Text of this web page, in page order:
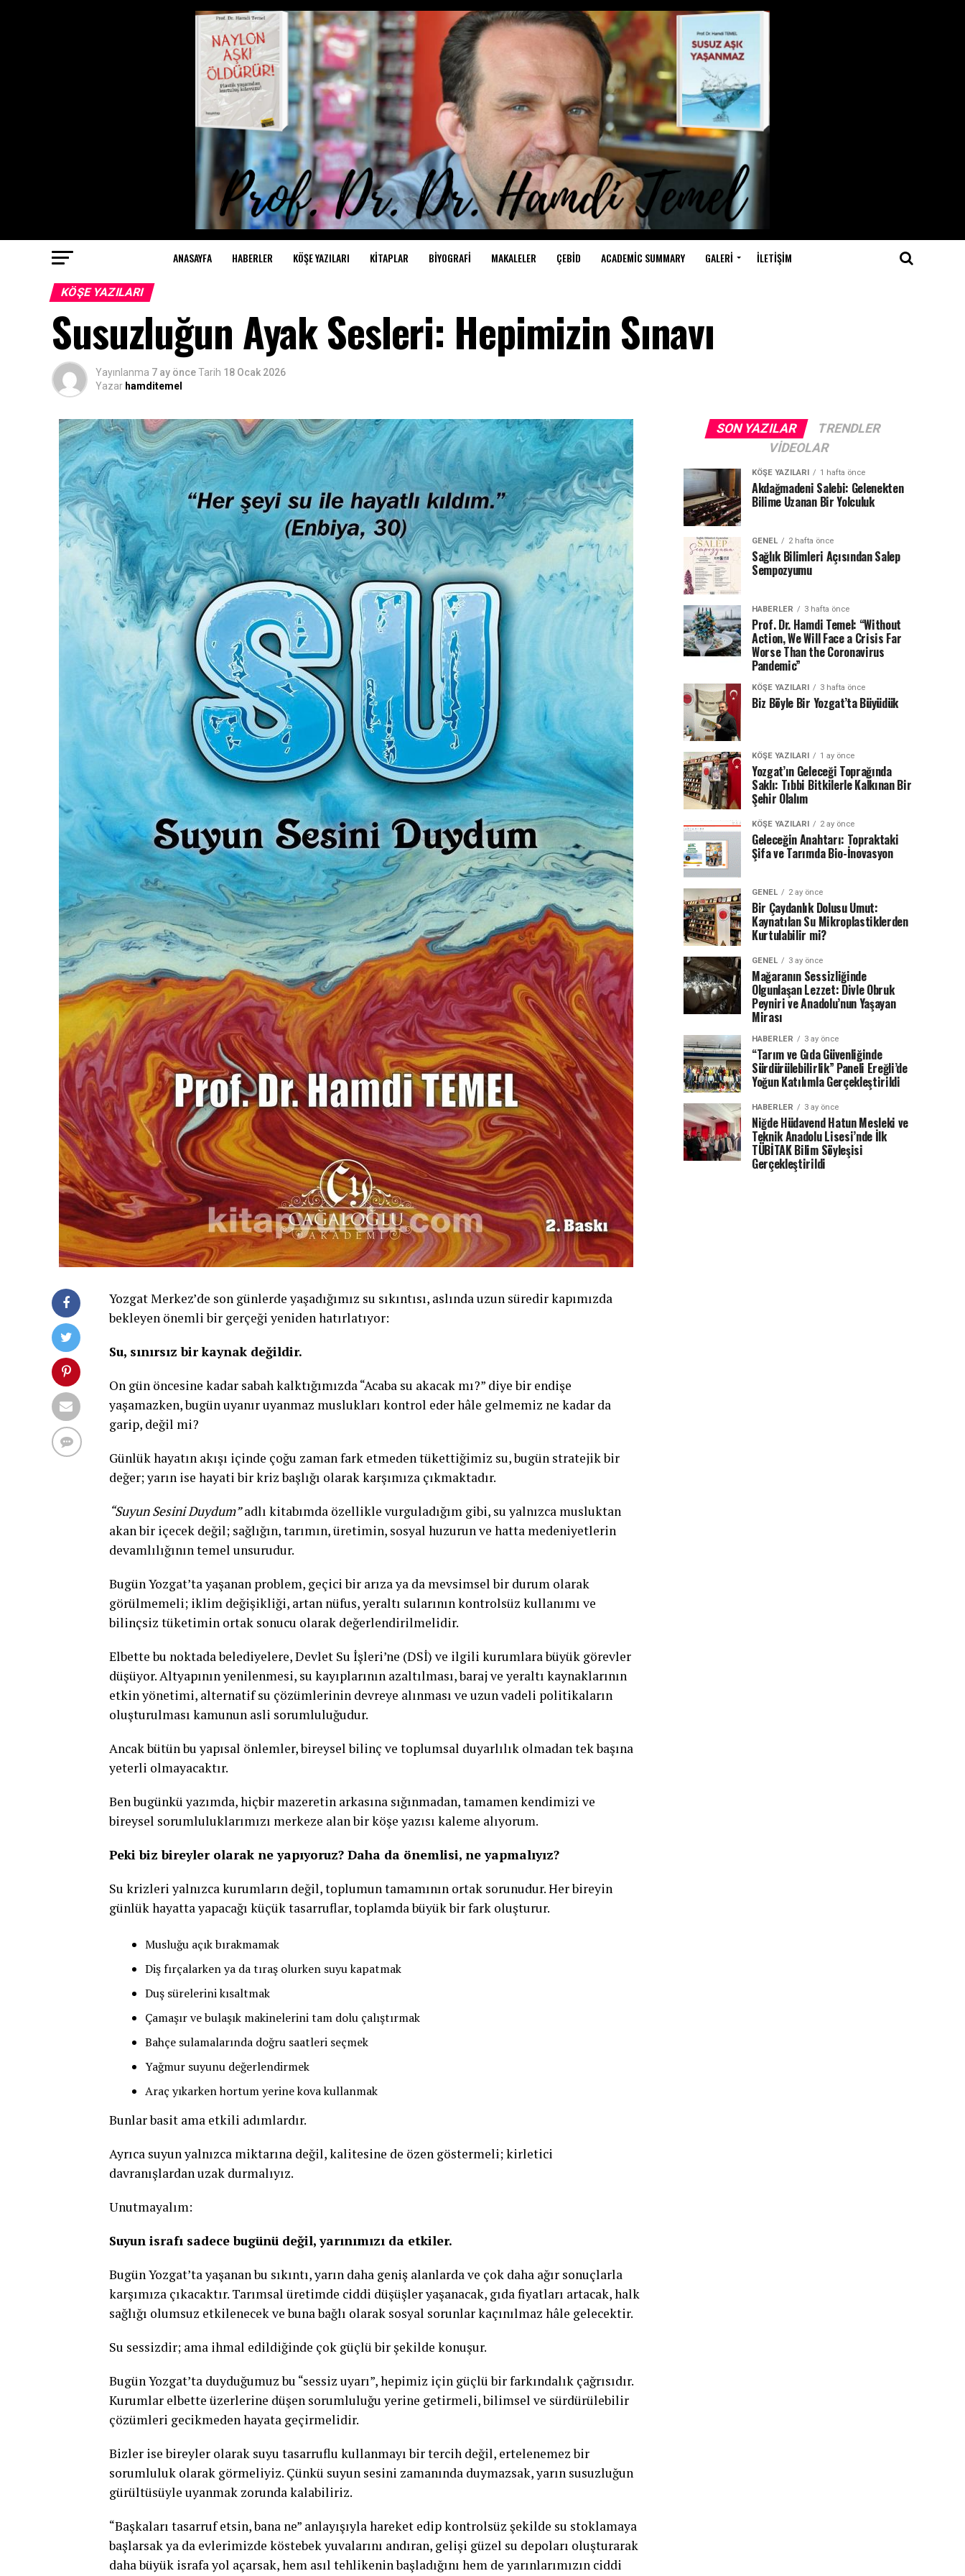
ANASAYFA HABERLER KÖŞE YAZILARI KITAPLAR BIYOGRAFI MAKALELER ÇEBİD ACADEMIC SUMMARY GALERI İLETIŞIM
KÖŞE YAZILARI
Susuzluğun Ayak Sesleri: Hepimizin Sınavı
Yayınlanma 7 ay önceTarih 18 Ocak 2026
Yazar hamditemel
Yozgat Merkez’de son günlerde yaşadığımız su sıkıntısı, aslında uzun süredir kapımızda
bekleyen önemli bir gerçeği yeniden hatırlatıyor:
Su, sınırsız bir kaynak değildir.
On gün öncesine kadar sabah kalktığımızda “Acaba su akacak mı?” diye bir endişe
yaşamazken, bugün uyanır uyanmaz muslukları kontrol eder hâle gelmemiz ne kadar da
garip, değil mi?
Günlük hayatın akışı içinde çoğu zaman fark etmeden tükettiğimiz su, bugün stratejik bir
değer; yarın ise hayati bir kriz başlığı olarak karşımıza çıkmaktadır.
“Suyun Sesini Duydum”adlı kitabımda özellikle vurguladığım gibi, su yalnızca musluktan
akan bir içecek değil; sağlığın, tarımın, üretimin, sosyal huzurun ve hatta medeniyetlerin
devamlılığının temel unsurudur.
Bugün Yozgat’ta yaşanan problem, geçici bir arıza ya da mevsimsel bir durum olarak
görülmemeli; iklim değişikliği, artan nüfus, yeraltı sularının kontrolsüz kullanımı ve
bilinçsiz tüketimin ortak sonucu olarak değerlendirilmelidir.
Elbette bu noktada belediyelere, Devlet Su İşleri’ne (DSİ) ve ilgili kurumlara büyük görevler
düşüyor. Altyapının yenilenmesi, su kayıplarının azaltılması, baraj ve yeraltı kaynaklarının
etkin yönetimi, alternatif su çözümlerinin devreye alınması ve uzun vadeli politikaların
oluşturulması kamunun asli sorumluluğudur.
Ancak bütün bu yapısal önlemler, bireysel bilinç ve toplumsal duyarlılık olmadan tek başına
yeterli olmayacaktır.
Ben bugünkü yazımda, hiçbir mazeretin arkasına sığınmadan, tamamen kendimizi ve
bireysel sorumluluklarımızı merkeze alan bir köşe yazısı kaleme alıyorum.
Peki biz bireyler olarak ne yapıyoruz? Daha da önemlisi, ne yapmalıyız?
Su krizleri yalnızca kurumların değil, toplumun tamamının ortak sorunudur. Her bireyin
günlük hayatta yapacağı küçük tasarruflar, toplamda büyük bir fark oluşturur.
Musluğu açık bırakmamak
Diş fırçalarken ya da tıraş olurken suyu kapatmak
Duş sürelerini kısaltmak
Çamaşır ve bulaşık makinelerini tam dolu çalıştırmak
Bahçe sulamalarında doğru saatleri seçmek
Yağmur suyunu değerlendirmek
Araç yıkarken hortum yerine kova kullanmak
Bunlar basit ama etkili adımlardır.
Ayrıca suyun yalnızca miktarına değil, kalitesine de özen göstermeli; kirletici
davranışlardan uzak durmalıyız.
Unutmayalım:
Suyun israfı sadece bugünü değil, yarınımızı da etkiler.
Bugün Yozgat’ta yaşanan bu sıkıntı, yarın daha geniş alanlarda ve çok daha ağır sonuçlarla
karşımıza çıkacaktır. Tarımsal üretimde ciddi düşüşler yaşanacak, gıda fiyatları artacak, halk
sağlığı olumsuz etkilenecek ve buna bağlı olarak sosyal sorunlar kaçınılmaz hâle gelecektir.
Su sessizdir; ama ihmal edildiğinde çok güçlü bir şekilde konuşur.
Bugün Yozgat’ta duyduğumuz bu “sessiz uyarı”, hepimiz için güçlü bir farkındalık çağrısıdır.
Kurumlar elbette üzerlerine düşen sorumluluğu yerine getirmeli, bilimsel ve sürdürülebilir
çözümleri gecikmeden hayata geçirmelidir.
Bizler ise bireyler olarak suyu tasarruflu kullanmayı bir tercih değil, ertelenemez bir
sorumluluk olarak görmeliyiz. Çünkü suyun sesini zamanında duymazsak, yarın susuzluğun
gürültüsüyle uyanmak zorunda kalabiliriz.
“Başkaları tasarruf etsin, bana ne” anlayışıyla hareket edip kontrolsüz şekilde su stoklamaya
başlarsak ya da evlerimizde köstebek yuvalarını andıran, gelişi güzel su depoları oluşturarak
daha büyük israfa yol açarsak, hem asıl tehlikenin başladığını hem de yarınlarımızın ciddi
SON YAZILAR
TRENDLER
VIDEOLAR
KÖŞE YAZILARI 1 hafta önce
Akdağmadeni Salebi: Gelenekten
Bilime Uzanan Bir Yolculuk
GENEL 2 hafta önce
Sağlık Bilimleri Açısından Salep
Sempozyumu
HABERLER 3 hafta önce
Prof. Dr. Hamdi Temel: “Without
Action, We Will Face a Crisis Far
Worse Than the Coronavirus
Pandemic”
KÖŞE YAZILARI 3 hafta önce
Biz Böyle Bir Yozgat’ta Büyüdük
KÖŞE YAZILARI 1 ay önce
Yozgat’ın Geleceği Toprağında
Saklı: Tıbbi Bitkilerle Kalkınan Bir
Şehir Olalım
KÖŞE YAZILARI 2 ay önce
Geleceğin Anahtarı: Topraktaki
Şifa ve Tarımda Bio-İnovasyon
GENEL 2 ay önce
Bir Çaydanlık Dolusu Umut:
Kaynatılan Su Mikroplastiklerden
Kurtulabilir mi?
GENEL 3 ay önce
Mağaranın Sessizliğinde
Olgunlaşan Lezzet: Divle Obruk
Peyniri ve Anadolu’nun Yaşayan
Mirası
HABERLER 3 ay önce
“Tarım ve Gıda Güvenliğinde
Sürdürülebilirlik” Paneli Ereğli’de
Yoğun Katılımla Gerçekleştirildi
HABERLER 3 ay önce
Niğde Hüdavend Hatun Mesleki ve
Teknik Anadolu Lisesi’nde İlk
TÜBİTAK Bilim Söyleşisi
Gerçekleştirildi